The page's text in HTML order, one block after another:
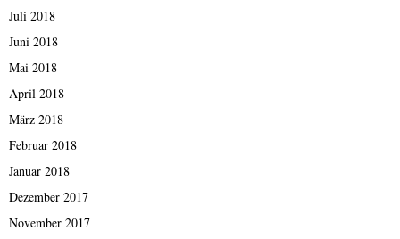
Juli 2018
Juni 2018
Mai 2018
April 2018
März 2018
Februar 2018
Januar 2018
Dezember 2017
November 2017